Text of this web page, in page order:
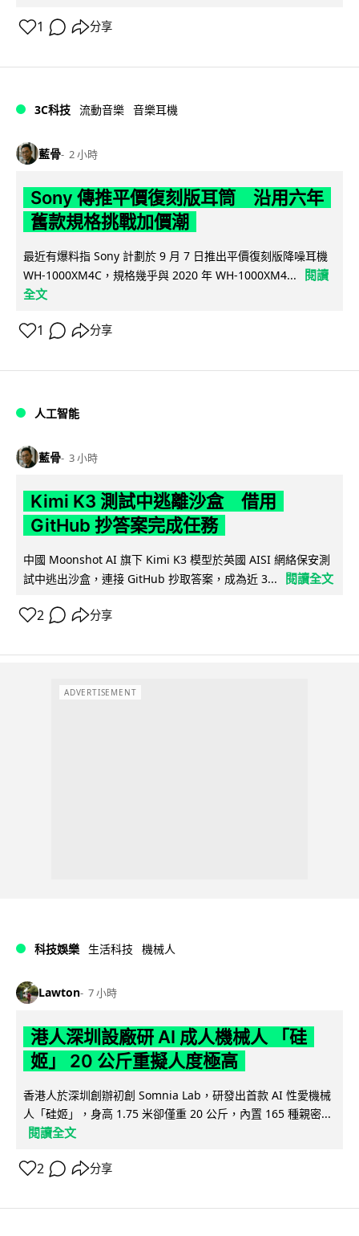
1 分享
3C科技 流動音樂 音樂耳機
藍骨 2 小時
Sony 傳推平價復刻版耳筒 沿用六年
舊款規格挑戰加價潮
最近有爆料指 Sony 計劃於 9 月 7 日推出平價復刻版降噪耳機
WH-1000XM4C，規格幾乎與 2020 年 WH-1000XM4...
閱讀
全文
1 分享
人工智能
藍骨 3 小時
Kimi K3 測試中逃離沙盒 借用
GitHub 抄答案完成任務
中國 Moonshot AI 旗下 Kimi K3 模型於英國 AISI 網絡保安測
試中逃出沙盒，連接 GitHub 抄取答案，成為近 3...
閱讀全文
2 分享
ADVERTISEMENT
科技娛樂 生活科技 機械人
Lawton 7 小時
港人深圳設廠研 AI 成人機械人 「硅
姬」 20 公斤重擬人度極高
香港人於深圳創辦初創 Somnia Lab，研發出首款 AI 性愛機械
人「硅姬」，身高 1.75 米卻僅重 20 公斤，內置 165 種親密...
閱讀全文
2 分享